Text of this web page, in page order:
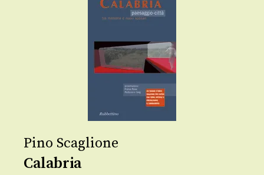
Pino Scaglione
Calabria